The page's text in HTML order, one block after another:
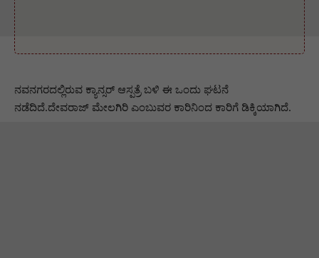
ನವನಗರದಲ್ಲಿರುವ ಕ್ಯಾನ್ಸರ್ ಆಸ್ಪತ್ರೆ ಬಳಿ ಈ ಒಂದು ಘಟನೆ
ನಡೆದಿದೆ.ದೇವರಾಜ್ ಮೇಲಗಿರಿ ಎಂಬುವರ ಕಾರಿ‌ನಿಂದ ಕಾರಿಗೆ ಡಿಕ್ಕಿಯಾಗಿದೆ.